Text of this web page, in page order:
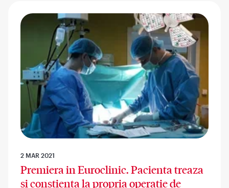
2 MAR 2021
Premiera in Euroclinic. Pacienta treaza
si constienta la propria operatie de